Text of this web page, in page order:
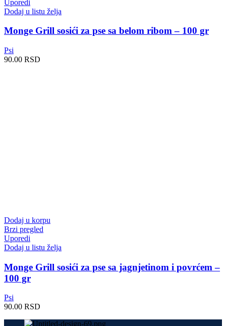
Uporedi
Dodaj u listu želja
Monge Grill sosići za pse sa belom ribom – 100 gr
Psi
90.00 RSD
Dodaj u korpu
Brzi pregled
Uporedi
Dodaj u listu želja
Monge Grill sosići za pse sa jagnjetinom i povrćem –
100 gr
Psi
90.00 RSD